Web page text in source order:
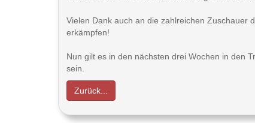
Vielen Dank auch an die zahlreichen Zuschauer
erkämpfen!
Nun gilt es in den nächsten drei Wochen in den
sein.
Zurück...